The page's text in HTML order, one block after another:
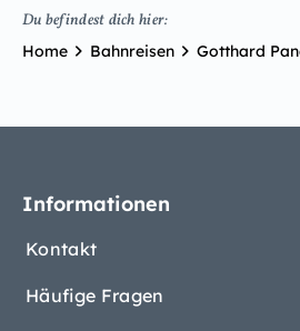
Du befindest dich hier:
Home Bahnreisen Gotthard
Informationen
Kontakt
Häufige Fragen